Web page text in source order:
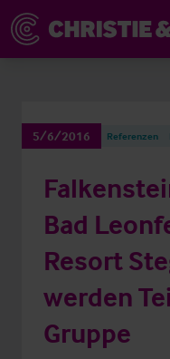
5/6/2016 Referenzen
Bad
Resort
werden
Gruppe